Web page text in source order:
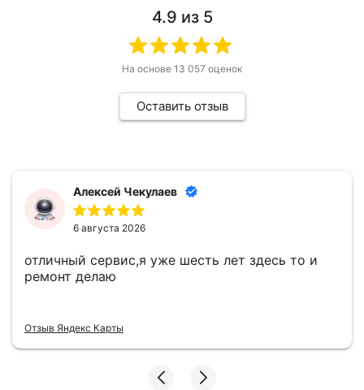
4.9 из 5
На основе 13 057 оценок
Оставить отзыв
Алексей Чекулаев
6 августа 2026
отличный сервис,я уже шесть лет здесь то и
ремонт делаю
Отзыв Яндекс Карты